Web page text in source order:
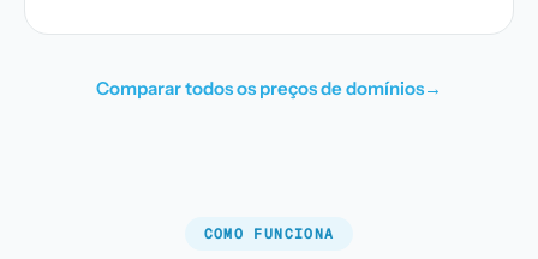
Comparar todos os preços de domínios→
COMO FUNCIONA